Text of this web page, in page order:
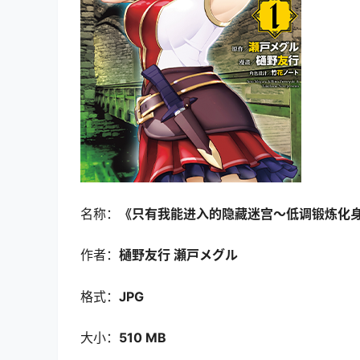
名称： 《只有我能进入的隐藏迷宫～低调锻炼化
作者： 樋野友行 瀬戸メグル
格式： JPG
大小： 510 MB